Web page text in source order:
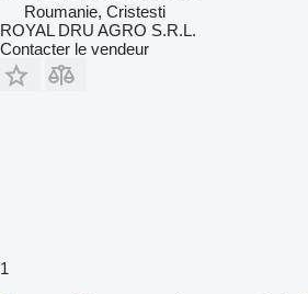
Roumanie, Cristesti
ROYAL DRU AGRO S.R.L.
Contacter le vendeur
1